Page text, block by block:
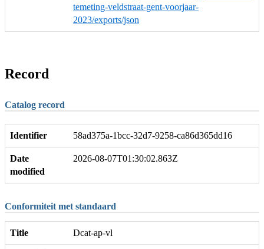
temeting-veldstraat-gent-voorjaar-
2023/exports/json
Record
Catalog record
Identifier 58ad375a-1bcc-32d7-9258-ca86d365dd16
Date
modified
2026-08-07T01:30:02.863Z
Conformiteit met standaard
Title Dcat-ap-vl